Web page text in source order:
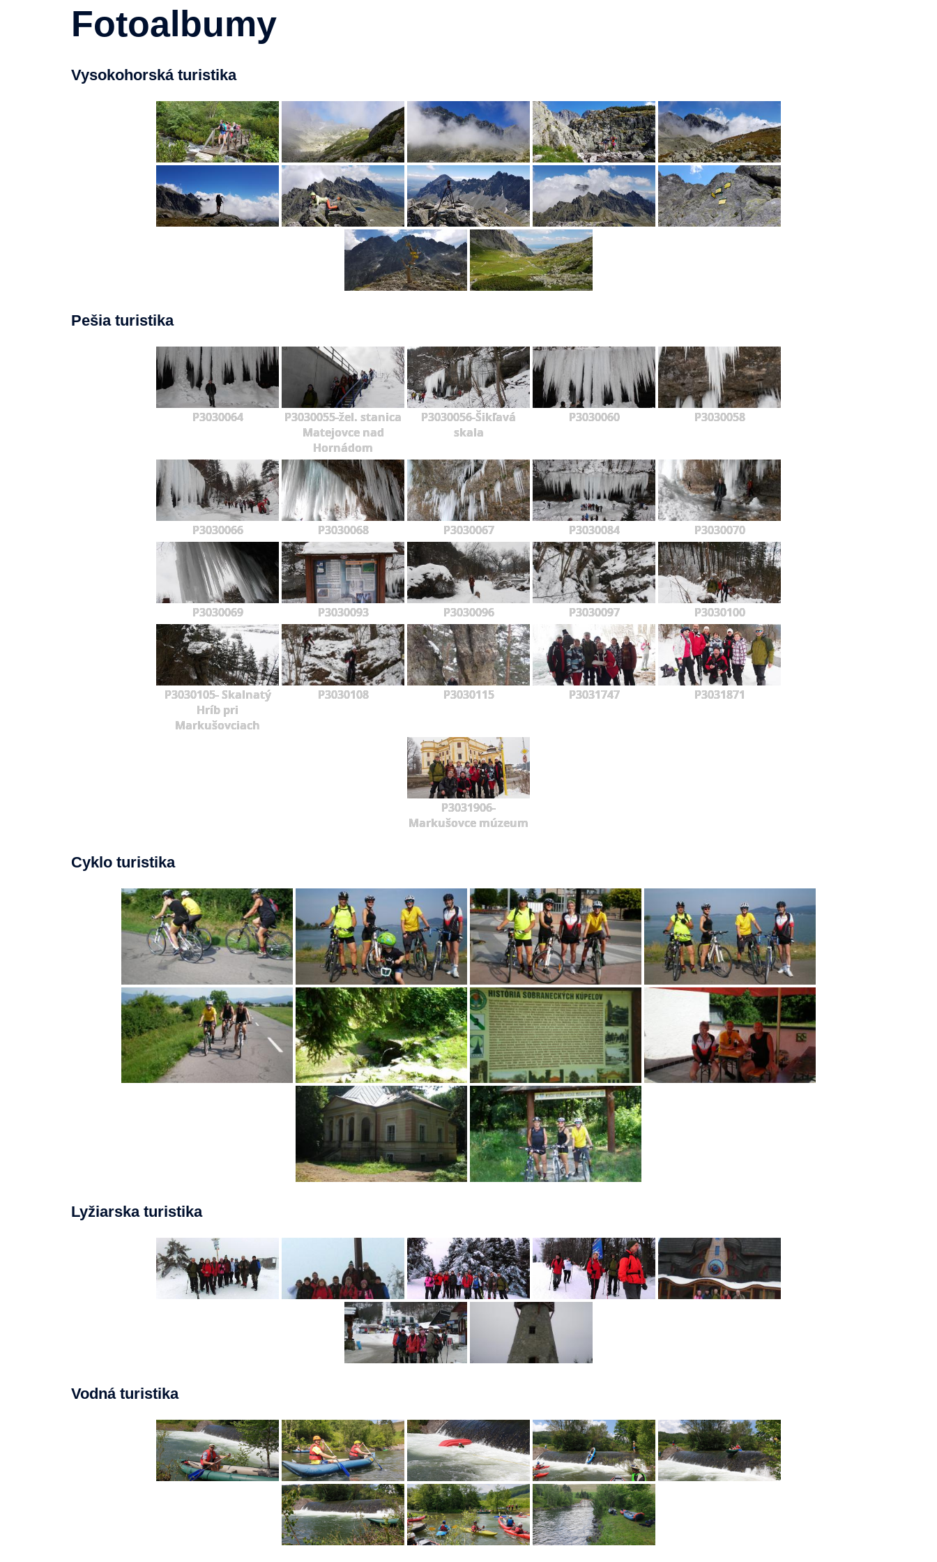
Fotoalbumy
Vysokohorská turistika
Pešia turistika
P3030064
P3030055-žel. stanica
Matejovce nad
Hornádom
P3030056-Šikľavá
skala
P3030060 P3030058
P3030066 P3030068 P3030067 P3030084 P3030070
P3030069 P3030093 P3030096 P3030097 P3030100
P3030105- Skalnatý
Hríb pri
Markušovciach
P3030108 P3030115 P3031747 P3031871
P3031906-
Markušovce múzeum
Cyklo turistika
Lyžiarska turistika
Vodná turistika